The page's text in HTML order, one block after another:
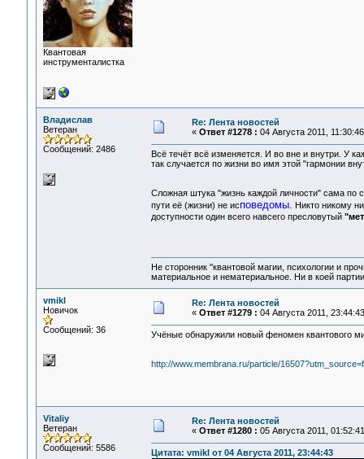
Квантовая
инструменталистка
Владислав
Ветеран
Сообщений: 2486
Re: Лента новостей
« Ответ #1278 : 04 Августа 2011,
Всё течёт всё изменяется. И во вне и внутри. У
так случается по жизни во имя этой "гармонии
Сложная штука "жизнь каждой личности" сама по
пути её (жизни) не исповедомы. Никто никому
доступности один всего навсего пресловутый
Не сторонник "квантовой магии, психологии и
материальное и нематериальное. Ни в коей
vmikl
Новичок
Сообщений: 36
Re: Лента новостей
« Ответ #1279 : 04 Августа 2011,
Учёные обнаружили новый феномен квантового
http://www.membrana.ru/particle/
Vitaliy
Ветеран
Сообщений: 5586
Re: Лента новостей
« Ответ #1280 : 05 Августа 2011,
Цитата: vmikl от 04 Августа 2011, 23:44:43